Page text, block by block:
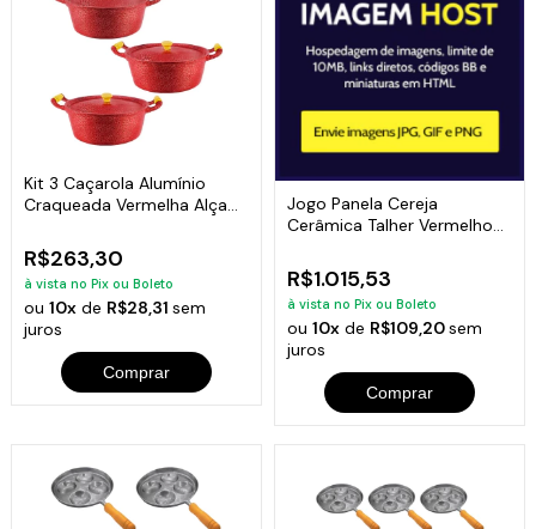
Kit 3 Caçarola Alumínio
Craqueada Vermelha Alça
R$263,30
à vista no Pix ou Boleto
ou10x de R$28,31sem
juros
Comprar
Jogo Panela Cereja
Cerâmica Talher Vermelho
R$1.015,53
à vista no Pix ou Boleto
ou 10xde R$109,20sem
juros
Comprar